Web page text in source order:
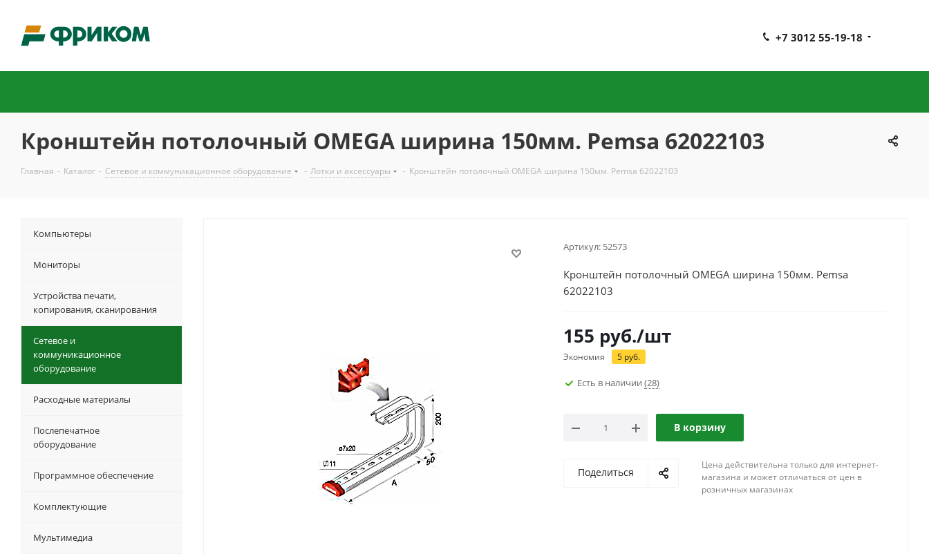
+7 3012 55-19-18
Кронштейн потолочный OMEGA ширина 150мм. Pemsa 62022103
Главная - Каталог - Сетевое и коммуникационное оборудование - Лотки и аксессуары - Кронштейн потолочный OMEGA ширина 150мм. Pemsa 62022103
Артикул: 52573
Кронштейн потолочный OMEGA ширина 150мм. Pemsa
62022103
155 руб./шт
Экономия 5 руб.
Есть в наличии (28)
В корзину
Поделиться
Цена действительна только для интернет-
магазина и может отличаться от цен в
розничных магазинах
Компьютеры
Мониторы
Устройства печати,
копирования, сканирования
Сетевое и
коммуникационное
оборудование
Расходные материалы
Послепечатное
оборудование
Программное обеспечение
Комплектующие
Мультимедиа